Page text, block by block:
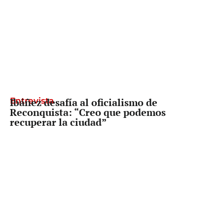
Entrevista
Ibáñez desafía al oficialismo de
Reconquista: “Creo que podemos
recuperar la ciudad”